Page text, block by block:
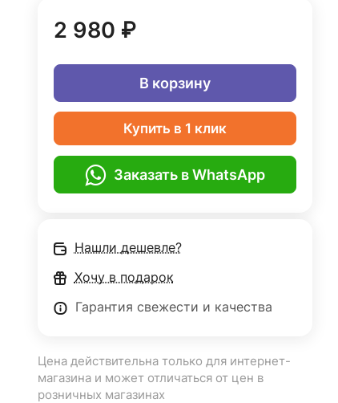
2 980 ₽
В корзину
Купить в 1 клик
Заказать в WhatsApp
Нашли дешевле?
Хочу в подарок
Гарантия свежести и качества
Цена действительна только для интернет-
магазина и может отличаться от цен в
розничных магазинах